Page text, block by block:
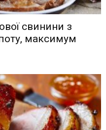
свинини з
максимум